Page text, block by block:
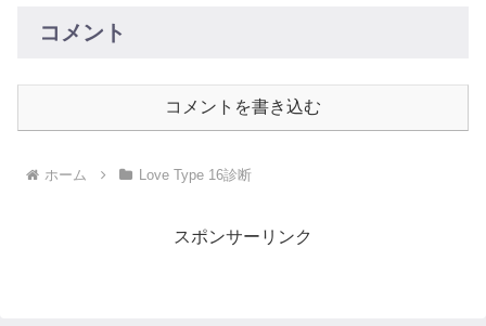
コメント
コメントを書き込む
ホーム Love Type 16診断
スポンサーリンク